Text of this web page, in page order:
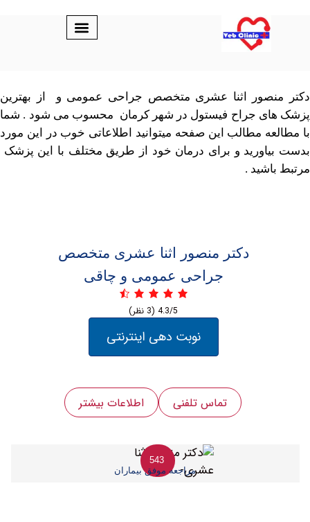
اثنا عشری متخصص جراحی عمومی و از بهترین
جراح فیستول در شهر کرمان محسوب می شود . شما
مطالب این صفحه میتوانید اطلاعاتی خوب در این مورد
و برای درمان خود از طریق مختلف با این پزشک
.
دکتر ‏منصور ‏اثنا ‏عشری متخصص
جراحی عمومی و چاقی
نوبت دهی اینترنتی
تماس تلفنی اطلاعات بیشتر
543
مراجعه موفق بیماران